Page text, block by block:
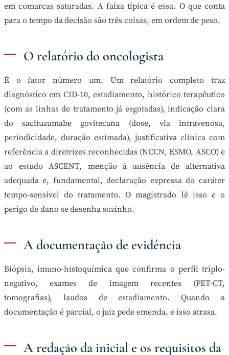
em comarcas saturadas. A faixa típica é essa. O que conta
para o tempo da decisão são três coisas, em ordem de peso.
O relatório do oncologista
É o fator número um. Um relatório completo traz
diagnóstico em CID-10, estadiamento, histórico terapêutico
(com as linhas de tratamento já esgotadas), indicação clara
do sacituzumabe govitecana (dose, via intravenosa,
periodicidade, duração estimada), justificativa clínica com
referência a diretrizes reconhecidas (NCCN, ESMO, ASCO) e
ao estudo ASCENT, menção à ausência de alternativa
adequada e, fundamental, declaração expressa do caráter
tempo-sensível do tratamento. O magistrado lê isso e o
perigo de dano se desenha sozinho.
A documentação de evidência
Biópsia, imuno-histoquímica que confirma o perfil triplo-
negativo, exames de imagem recentes (PET-CT,
tomografias), laudos de estadiamento. Quando a
documentação é parcial, o juiz pede emenda, e isso atrasa.
A redação da inicial e os requisitos da